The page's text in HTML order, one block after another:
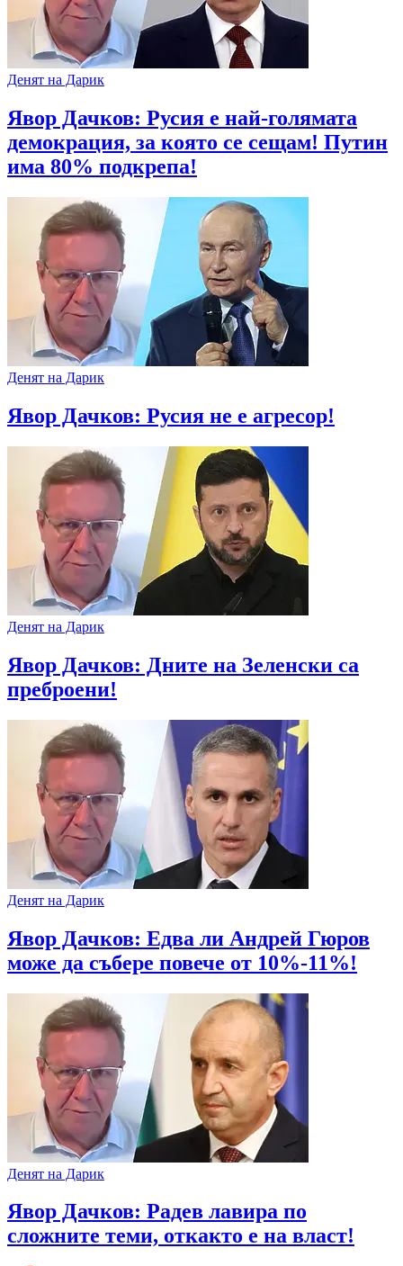
Денят на Дарик
Явор Дачков: Русия е най-голямата
демокрация, за която се сещам! Путин
има 80% подкрепа!
Денят на Дарик
Явор Дачков: Русия не е агресор!
Денят на Дарик
Явор Дачков: Дните на Зеленски са
преброени!
Денят на Дарик
Явор Дачков: Едва ли Андрей Гюров
може да събере повече от 10%-11%!
Денят на Дарик
Явор Дачков: Радев лавира по
сложните теми, откакто е на власт!